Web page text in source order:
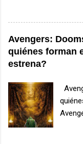
David
de la
de
Avengers:
quiénes forman
estrena?